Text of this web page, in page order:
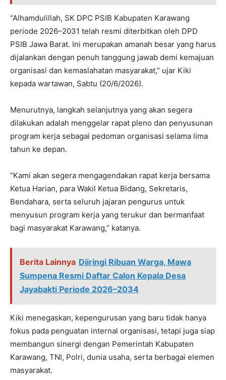
“Alhamdulillah, SK DPC PSIB Kabupaten Karawang
periode 2026–2031 telah resmi diterbitkan oleh DPD
PSIB Jawa Barat. Ini merupakan amanah besar yang harus
dijalankan dengan penuh tanggung jawab demi kemajuan
organisasi dan kemaslahatan masyarakat,” ujar Kiki
kepada wartawan, Sabtu (20/6/2026).
Menurutnya, langkah selanjutnya yang akan segera
dilakukan adalah menggelar rapat pleno dan penyusunan
program kerja sebagai pedoman organisasi selama lima
tahun ke depan.
“Kami akan segera mengagendakan rapat kerja bersama
Ketua Harian, para Wakil Ketua Bidang, Sekretaris,
Bendahara, serta seluruh jajaran pengurus untuk
menyusun program kerja yang terukur dan bermanfaat
bagi masyarakat Karawang,” katanya.
Berita Lainnya Diiringi Ribuan Warga, Mawa
Sumpena Resmi Daftar Calon Kepala Desa
Jayabakti Periode 2026–2034
Kiki menegaskan, kepengurusan yang baru tidak hanya
fokus pada penguatan internal organisasi, tetapi juga siap
membangun sinergi dengan Pemerintah Kabupaten
Karawang, TNI, Polri, dunia usaha, serta berbagai elemen
masyarakat.